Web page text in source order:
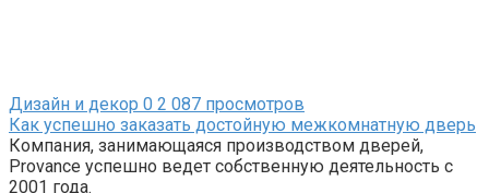
Дизайн и декор 0 2 087 просмотров
Как успешно заказать достойную межкомнатную дверь
Компания, занимающаяся производством дверей,
Provance успешно ведет собственную деятельность с
2001 года.